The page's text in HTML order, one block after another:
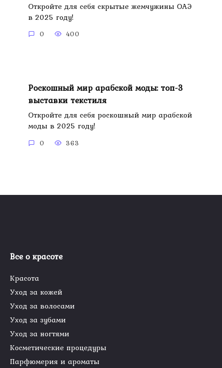
Откройте для себя скрытые жемчужины ОАЭ
в 2025 году!
0 400
Роскошный мир арабской моды: топ-3
выставки текстиля
Откройте для себя роскошный мир арабской
моды в 2025 году!
0 363
Все о красоте
Красота
Уход за кожей
Уход за волосами
Уход за зубами
Уход за ногтями
Косметические процедуры
Парфюмерия и ароматы